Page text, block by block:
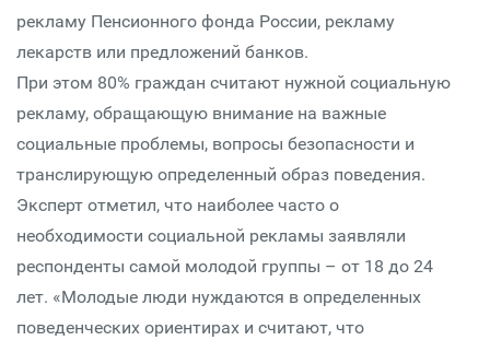
рекламу Пенсионного фонда России, рекламу
лекарств или предложений банков.
При этом 80% граждан считают нужной социальную
рекламу, обращающую внимание на важные
социальные проблемы, вопросы безопасности и
транслирующую определенный образ поведения.
Эксперт отметил, что наиболее часто о
необходимости социальной рекламы заявляли
респонденты самой молодой группы – от 18 до 24
лет. «Молодые люди нуждаются в определенных
поведенческих ориентирах и считают, что